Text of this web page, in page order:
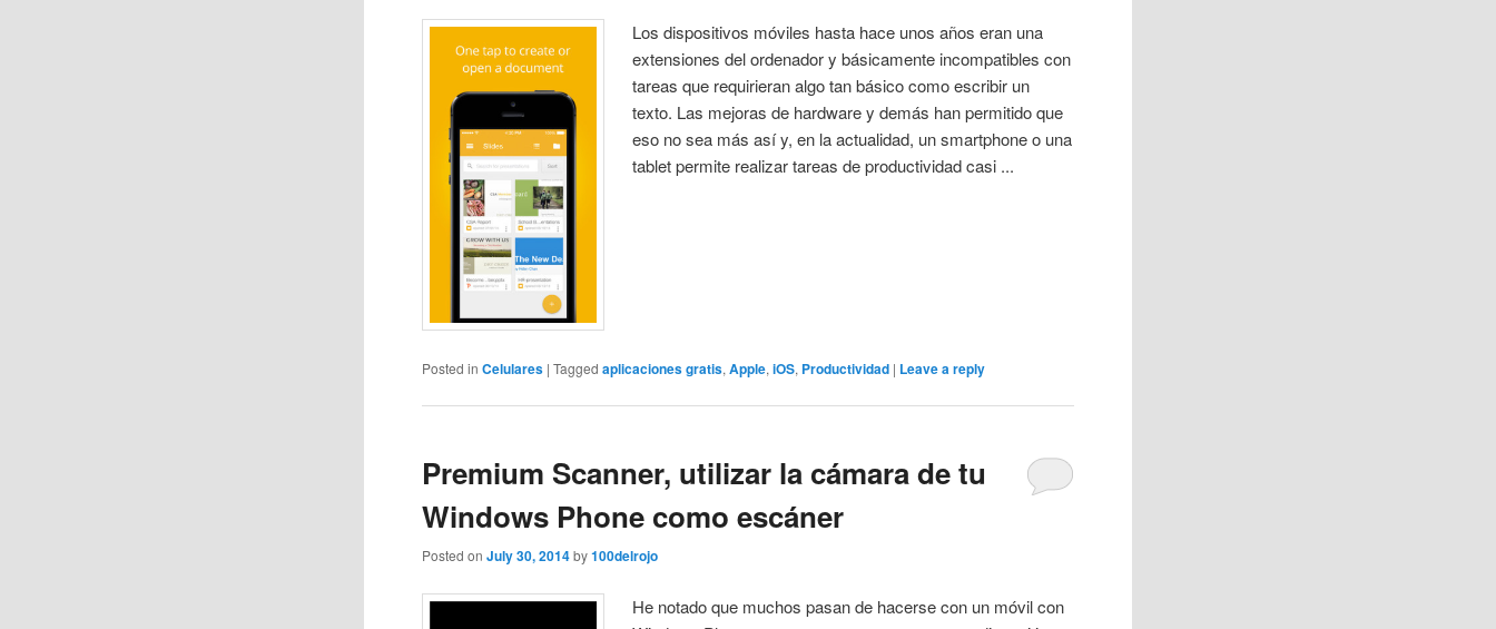
Los dispositivos móviles hasta hace unos años eran una
extensiones del ordenador y básicamente incompatibles con
tareas que requirieran algo tan básico como escribir un
texto. Las mejoras de hardware y demás han permitido que
eso no sea más así y, en la actualidad, un smartphone o una
tablet permite realizar tareas de productividad casi ...
Posted in Celulares |Tagged aplicaciones gratis,Apple,iOS, Productividad | Leave a reply
Premium Scanner, utilizar la cámara de tu
Windows Phone como escáner
Posted onJuly 30, 2014 by100delrojo
He notado que muchos pasan de hacerse con un móvil con